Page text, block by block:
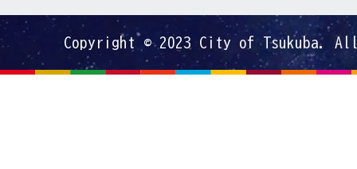
Copyright © 2023 City of Tsukuba.